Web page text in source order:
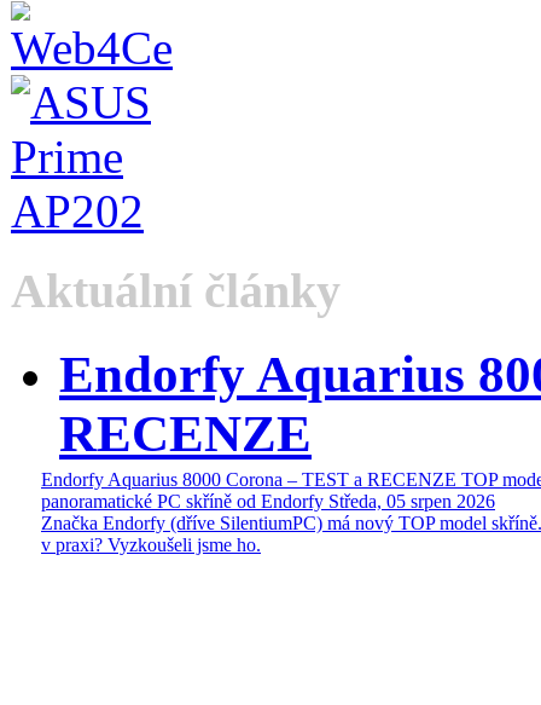
Aktuální články
Endorfy Aquarius
RECENZE
Endorfy Aquarius 8000 Corona – TEST a RECENZE TOP
panoramatické PC skříně od Endorfy Středa, 05 srpen 2026
Značka Endorfy (dříve SilentiumPC) má nový TOP model
v praxi? Vyzkoušeli jsme ho.